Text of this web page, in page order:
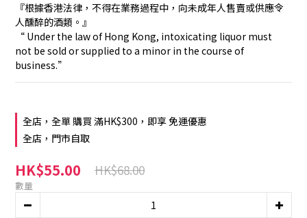
『根據香港法律，不得在業務過程中，向未成年人售賣或供應令
人醺醉的酒類。』
“ Under the law of Hong Kong, intoxicating liquor must
not be sold or supplied to a minor in the course of
business.”
全店，全單 購買 滿HK$300，即享 免運優惠
全店，門市自取
HK$55.00 HK$68.00
數量